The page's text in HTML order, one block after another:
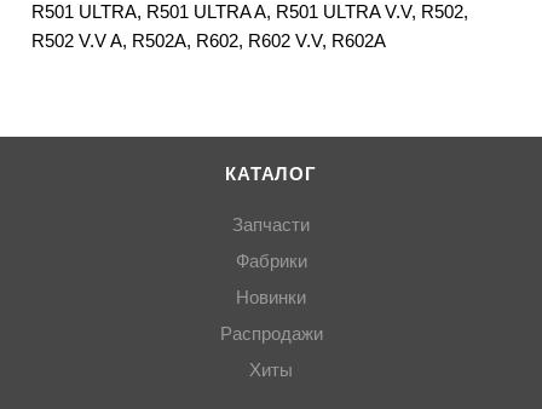
R501 ULTRA, R501 ULTRA A, R501 ULTRA V.V, R502,
R502 V.V A, R502A, R602, R602 V.V, R602A
КАТАЛОГ
Запчасти
Фабрики
Новинки
Распродажи
Хиты